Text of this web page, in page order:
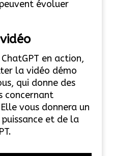
évoluer
en action,
la vidéo démo
qui donne des
concernant
vous donnera un
et de la